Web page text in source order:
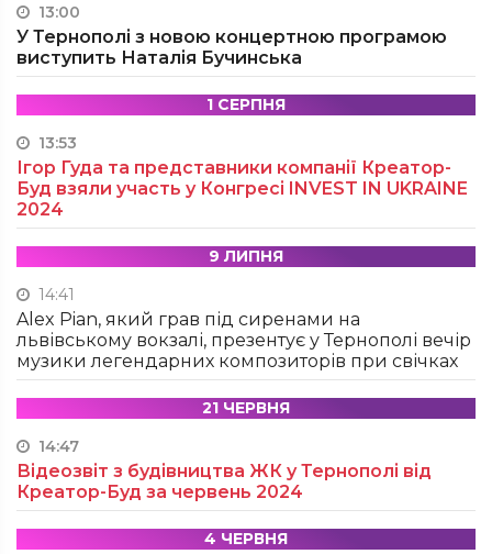
13:00
У Тернополі з новою концертною програмою
виступить Наталія Бучинська
1 СЕРПНЯ
13:53
Ігор Гуда та представники компанії Креатор-
Буд взяли участь у Конгресі INVEST IN UKRAINE
2024
9 ЛИПНЯ
14:41
Alex Pian, який грав під сиренами на
львівському вокзалі, презентує у Тернополі вечір
музики легендарних композиторів при свічках
21 ЧЕРВНЯ
14:47
Відеозвіт з будівництва ЖК у Тернополі від
Креатор-Буд за червень 2024
4 ЧЕРВНЯ